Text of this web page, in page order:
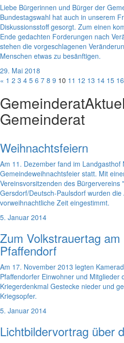
Liebe Bürgerinnen und Bürger der
Bundestagswahl hat auch in unserem
Diskussionsstoff gesorgt. Zum einen
Ende gedachten Forderungen nach
stehen die vorgeschlagenen
Menschen etwas zu besänftigen.
29. Mai 2018
« 1 2 3 4 5 6 7 8 9 10 11 12 13 14 15 16
Gemeinderat
Gemeinderat
Weihnachtsfeiern
Am 11. Dezember fand im
Gemeindeweihnachtsfeier statt. Mit
Vereinsvorsitzenden des Bürgervereins
Gersdorf/Deutsch-Paulsdorf wurden
vorweihnachtliche Zeit eingestimmt.
5. Januar 2014
Zum Volkstrauertag
Pfaffendorf
Am 17. November 2013 legten
Pfaffendorfer Einwohner und Mitglieder
Kriegerdenkmal Gestecke nieder und
Kriegsopfer.
5. Januar 2014
Lichtbildervortrag über